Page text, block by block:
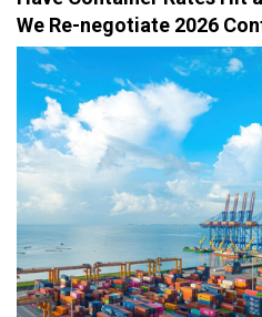
We Re-negotiate 2026